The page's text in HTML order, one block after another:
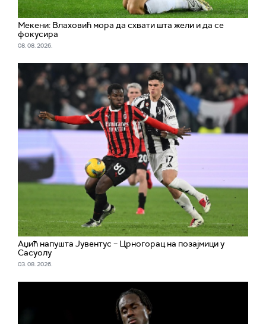
Мекени: Влаховић мора да схвати шта жели и да се
фокусира
08. 08. 2026.
Аџић напушта Јувентус – Црногорац на позајмици у
Сасуолу
03. 08. 2026.